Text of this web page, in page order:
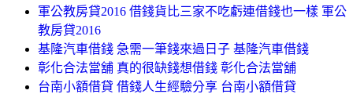
軍公教房貸2016 借錢貨比三家不吃虧連借錢也一樣 軍公
教房貸2016
基隆汽車借錢 急需一筆錢來過日子 基隆汽車借錢
彰化合法當舖 真的很缺錢想借錢 彰化合法當舖
台南小額借貸 借錢人生經驗分享 台南小額借貸